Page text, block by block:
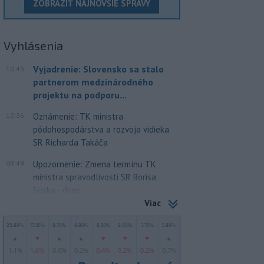
ZOBRAZIŤ NAJNOVŠIE SPRÁVY
Vyhlásenia
10:43
Vyjadrenie: Slovensko sa stalo
partnerom medzinárodného
projektu na podporu...
10:36
Oznámenie: TK ministra
pôdohospodárstva a rozvoja vidieka
SR Richarda Takáča
09:49
Upozornenie: Zmena termínu TK
ministra spravodlivosti SR Borisa
Suska - dnes
Viac